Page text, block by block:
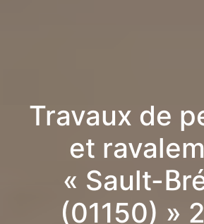
Travaux de
et
« Sault-
(01150) »